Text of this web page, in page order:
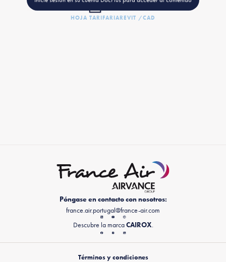
HOJA TARIFARIAREVIT /CAD
Póngase en contacto con nosotros:
france.air.portugal@france-air.com
Descubre la marcaCAIROX.
Términos y condiciones